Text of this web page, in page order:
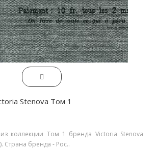
Stenova Том 1
коллекции Том 1 бренда Victoria Stenova
Страна бренда - Рос..